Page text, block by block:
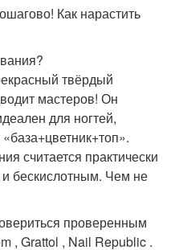
Как нарастить
твёрдый
мастеров! Он
для ногтей,
считается практически
бескислотным. Чем не
проверенным
, Grattol , Nail Republic .